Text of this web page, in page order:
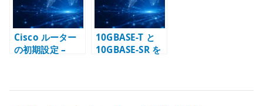
Cisco ルーター
の初期設定 –
最初に整える
10GBASE-T と
10GBASE-SR を
RJ45、SFP+、光